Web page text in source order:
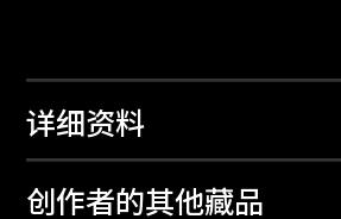
详细资料
创作者的其他藏品